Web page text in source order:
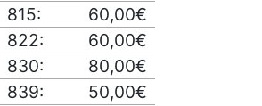
815:
60,00€
822:
60,00€
830:
80,00€
839:
50,00€